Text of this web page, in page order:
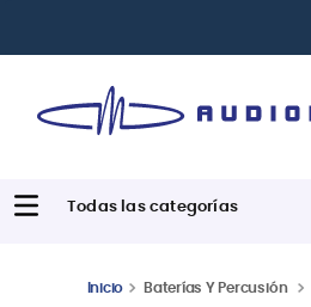
Baterías Y Percusión